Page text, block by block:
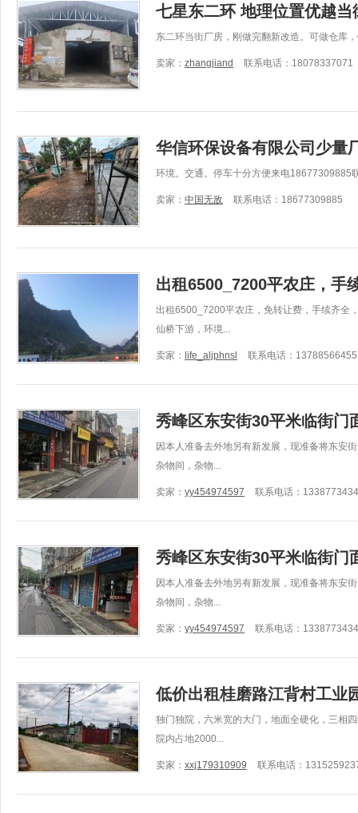
七星东二环 地理位置优越当
东二环当街厂房，刚做完翻新改造。可做仓库
卖家： zhangjiand 联系电话：18078337071
华信环保设备有限公司少量
环境。交通。停车十分方便来电18677309885
卖家： 中国无敌 联系电话：18677309885
出租6500_7200平农庄，手
出租6500_7200平农庄，免转让费，手续齐全
仙桥下游，环境...
卖家： life_aljphnsl 联系电话：13788566455
秀峰区东安街30平米临街门
因本人准备去外地另有新发展，现准备将东安
杂物间，杂物...
卖家： yy454974597 联系电话：
秀峰区东安街30平米临街门
因本人准备去外地另有新发展，现准备将东安
杂物间，杂物...
卖家： yy454974597 联系电话：
低价出租桂磨路江背村工业
独门独院，六米宽的大门，地面全硬化，三相
院内占地2000...
卖家： xxj179310909 联系电话：